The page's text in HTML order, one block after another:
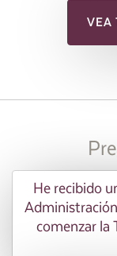
VEA
He recibido
comenzar la